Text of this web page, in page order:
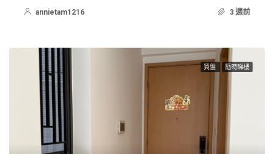
annietam1216 3 週前
買盤 隨時睇樓